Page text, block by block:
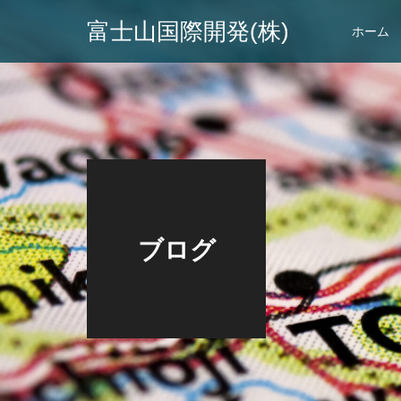
富士山国際開発(株) ホーム
ブログ